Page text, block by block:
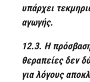
υπάρχει
αγωγής.
12.3. Η
θεραπείες δεν
για λόγους